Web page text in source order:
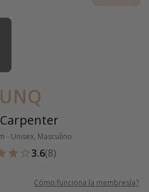
- Unisex, Masculino
3.6(8)
Cómo funciona la membresía?